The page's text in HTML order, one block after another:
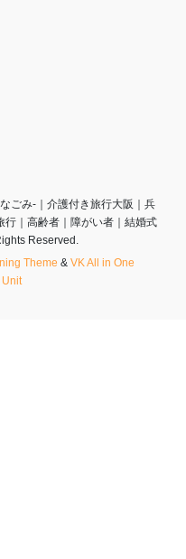
ごみ-｜介護付き旅行大阪｜兵
行｜高齢者｜障がい者｜結婚式
Reserved.
Theme & VK All in One